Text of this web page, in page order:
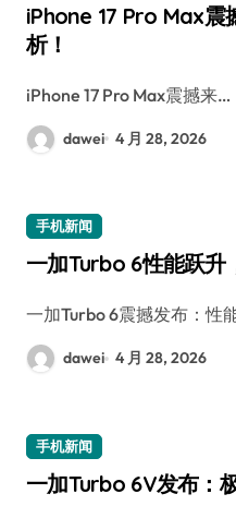
iPhone 17 Pro Max震
析！
iPhone 17 Pro Max震撼来…
dawei 4 月 28, 2026
手机新闻
一加Turbo 6性能跃升
一加Turbo 6震撼发布：
dawei 4 月 28, 2026
手机新闻
一加Turbo 6V发布：